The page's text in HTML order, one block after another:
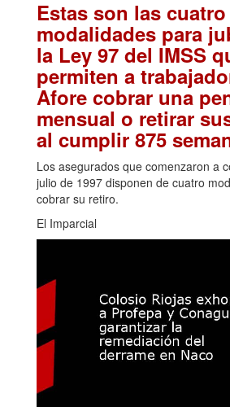
Estas son las cuatro
modalidades para
la Ley 97 del IMSS
permiten a
Afore cobrar una
mensual o retirar
al cumplir 875
Los asegurados que comenzaron a
julio de 1997 disponen de cuatro
cobrar su retiro.
El Imparcial